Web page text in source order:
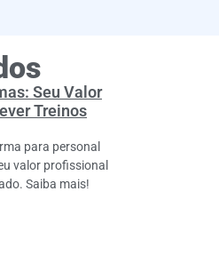
Seu Valor
Treinos
para personal
valor profissional
Saiba mais!